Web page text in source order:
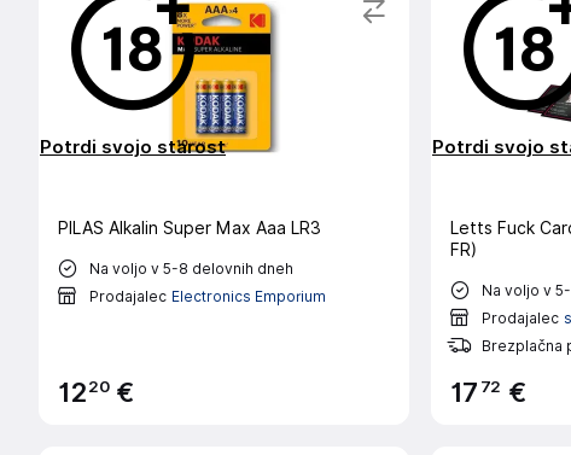
PILAS Alkalin Super Max Aaa LR3
Na voljo v 5-8 delovnih dneh
Prodajalec Electronics Emporium
1220 €
Potrdi svojo starost
Letts Fuck
FR)
Na voljo v
Prodajalec
Brezplačna
17 72 €
Potrdi svojo